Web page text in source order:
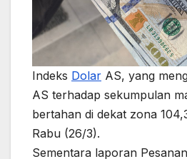
Indeks Dolar AS, yang
AS terhadap sekumpulan
bertahan di dekat zona
Rabu (26/3).
Sementara laporan